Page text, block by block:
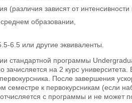
(различия зависят от
образовании,
6.5 или другие эквиваленты.
стандартной программы
зачисляется на 2 курс
первокурсника. После завершения
семестре к первокурсникам (если
с программы и не может